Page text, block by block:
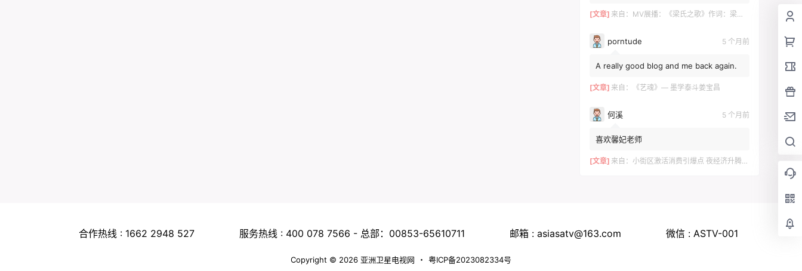
感觉是一个旁枝。泾川倒是...
[文章] 来自： MV展播：《梁氏之歌》作词：梁自然 梁敬岩 梁菊友 作曲：李红俊 梁敬岩 演唱：郝立勇
porntude 5 个月前
A really good blog and me back again.
[文章] 来自： 《艺魂》— 墨学泰斗姜宝昌
何溪 5 个月前
喜欢馨妃老师
[文章] 来自： 小街区激活消费引爆点 夜经济升腾城市烟火气 –竹溪县文旅赋能催生600年西关老街蝶变的实践与启示
合作热线 : 1662 2948 527 服务热线 : 400 078 7566 - 总部：00853-65610711 邮箱 : asiasatv@163.com 微信 : ASTV-001
Copyright © 2026 亚洲卫星电视网 ・ 粤ICP备2023082334号